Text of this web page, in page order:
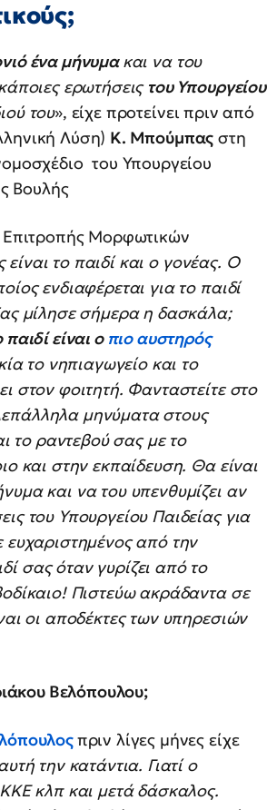
ένα μήνυμακαι να του
ερωτήσεις του Υπουργείου
του», είχε προτείνει πριν από
Λύση) Κ. Μπούμπας στη
του Υπουργείου
Βουλής
Επιτροπής Μορφωτικών
είναι το παιδί και ο γονέας. Ο
ενδιαφέρεται για το παιδί
μίλησε σήμερα η δασκάλα;
είναι ο πιο αυστηρός
το νηπιαγωγείο και το
στον φοιτητή. Φανταστείτε στο
μηνύματα στους
το ραντεβού σας με το
και στην εκπαίδευση. Θα είναι
και να του υπενθυμίζει αν
του Υπουργείου Παιδείας για
ευχαριστημένος από την
σας όταν γυρίζει από το
Πιστεύω ακράδαντα σε
οι αποδέκτες των υπηρεσιών
Βελόπουλου;
πριν λίγες μήνες είχε
την κατάντια. Γιατί ο
κλπ και μετά δάσκαλος.